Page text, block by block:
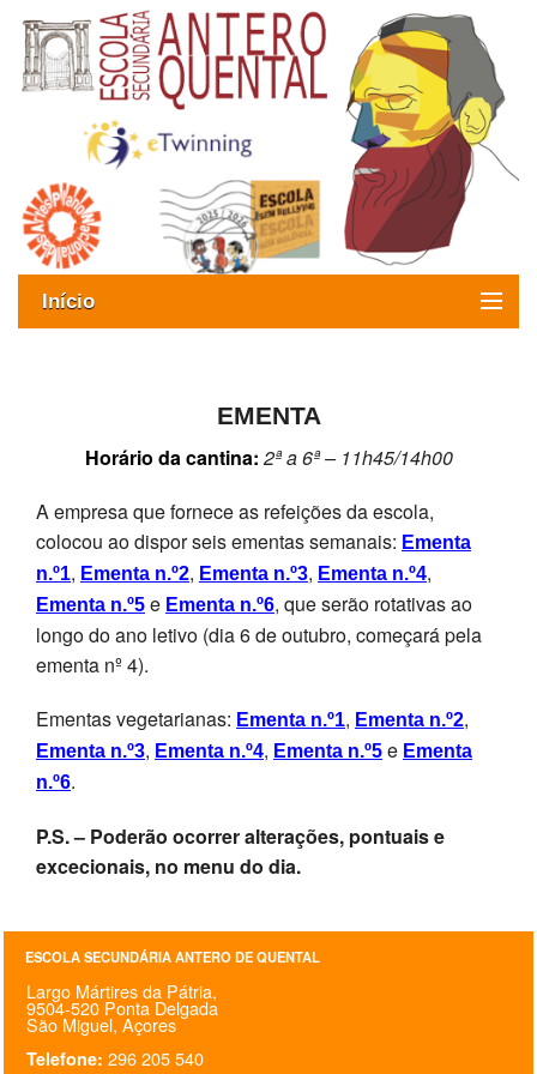
Início
ESAQ sem Bullying
SASE
Clubes Escolares
Matrículas
FORmaESAQ
@parlamentodosjovens_esaq
@esaq.erasmus
ESCOLA
ALUNOS
EMENTA
Horário da cantina: 2ª a 6ª – 11h45/14h00
A empresa que fornece as refeições da escola,
colocou ao dispor seis ementas semanais: Ementa
n.º1, Ementa n.º2, Ementa n.º3, Ementa n.º4,
Ementa n.º5 e Ementa n.º6, que serão rotativas ao
longo do ano letivo (dia 6 de outubro, começará pela
ementa nº 4).
Ementas vegetarianas: Ementa n.º1, Ementa n.º2,
Ementa n.º3, Ementa n.º4, Ementa n.º5 e Ementa
n.º6.
P.S. – Poderão ocorrer alterações, pontuais e
excecionais, no menu do dia.
ESCOLA SECUNDÁRIA ANTERO DE QUENTAL
Largo Mártires da Pátria,
9504-520 Ponta Delgada
São Miguel, Açores
Telefone: 296 205 540